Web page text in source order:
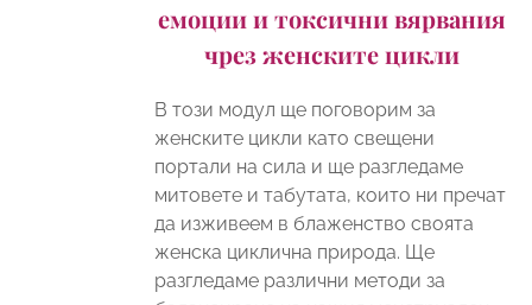
емоции и токсични вярвания
чрез женските цикли
В този модул ще поговорим за
женските цикли като свещени
портали на сила и ще разгледаме
митовете и табутата, които ни пречат
да изживеем в блаженство своята
женска циклична природа. Ще
разгледаме различни методи за